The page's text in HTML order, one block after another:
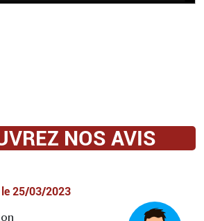
NOS AVIS
le 25/03/2023